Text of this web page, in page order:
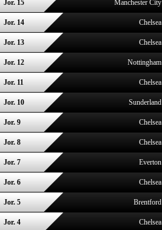
Jor. 15 Manchester City
Jor. 14 Chelsea
Jor. 13 Chelsea
Jor. 12 Nottingham
Jor. 11 Chelsea
Jor. 10 Sunderland
Jor. 9 Chelsea
Jor. 8 Chelsea
Jor. 7 Everton
Jor. 6 Chelsea
Jor. 5 Brentford
Jor. 4 Chelsea